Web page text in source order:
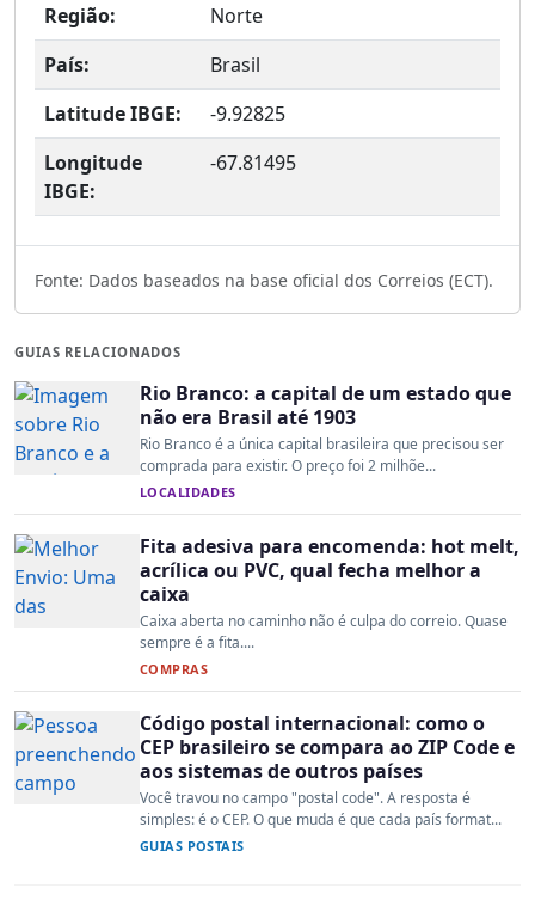
Região:
Norte
País:
Brasil
Latitude IBGE:
-9.92825
Longitude
IBGE:
-67.81495
Fonte: Dados baseados na base oficial dos Correios (ECT).
GUIAS RELACIONADOS
Rio Branco: a capital de um estado que
não era Brasil até 1903
Rio Branco é a única capital brasileira que precisou ser
comprada para existir. O preço foi 2 milhõe...
LOCALIDADES
Fita adesiva para encomenda: hot melt,
acrílica ou PVC, qual fecha melhor a
caixa
Caixa aberta no caminho não é culpa do correio. Quase
sempre é a fita....
COMPRAS
Código postal internacional: como o
CEP brasileiro se compara ao ZIP Code e
aos sistemas de outros países
Você travou no campo "postal code". A resposta é
simples: é o CEP. O que muda é que cada país format...
GUIAS POSTAIS